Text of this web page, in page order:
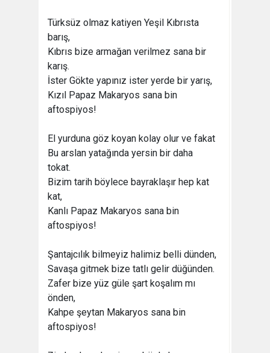
Türksüz olmaz katiyen Yeşil Kıbrısta
barış,
Kıbrıs bize armağan verilmez sana bir
karış.
İster Gökte yapınız ister yerde bir yarış,
Kızıl Papaz Makaryos sana bin
aftospiyos!
El yurduna göz koyan kolay olur ve fakat
Bu arslan yatağında yersin bir daha
tokat.
Bizim tarih böylece bayraklaşır hep kat
kat,
Kanlı Papaz Makaryos sana bin
aftospiyos!
Şantajcılık bilmeyiz halimiz belli dünden,
Savaşa gitmek bize tatlı gelir düğünden.
Zafer bize yüz güle şart koşalım mı
önden,
Kahpe şeytan Makaryos sana bin
aftospiyos!